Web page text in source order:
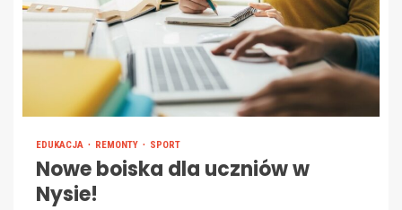
EDUKACJA REMONTY SPORT
Nowe boiska dla uczniów w
Nysie!